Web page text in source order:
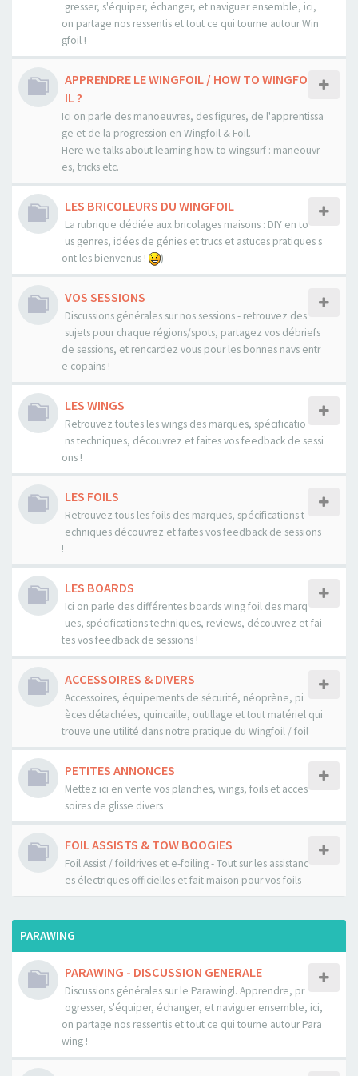
gresser, s'équiper, échanger, et naviguer ensemble, ici,
on partage nos ressentis et tout ce qui tourne autour Win
gfoil !
APPRENDRE LE WINGFOIL / HOW TO WINGFO
IL ?
Ici on parle des manoeuvres, des figures, de l'apprentissa
ge et de la progression en Wingfoil & Foil.
Here we talks about learning how to wingsurf : maneouvr
es, tricks etc.
LES BRICOLEURS DU WINGFOIL
La rubrique dédiée aux bricolages maisons : DIY en to
us genres, idées de génies et trucs et astuces pratiques s
ont les bienvenus !
)
VOS SESSIONS
Discussions générales sur nos sessions - retrouvez des
sujets pour chaque régions/spots, partagez vos débriefs
de sessions, et rencardez vous pour les bonnes navs entr
e copains !
LES WINGS
Retrouvez toutes les wings des marques, spécificatio
ns techniques, découvrez et faites vos feedback de sessi
ons !
LES FOILS
Retrouvez tous les foils des marques, spécifications t
echniques découvrez et faites vos feedback de sessions
!
LES BOARDS
Ici on parle des différentes boards wing foil des marq
ues, spécifications techniques, reviews, découvrez et fai
tes vos feedback de sessions !
ACCESSOIRES & DIVERS
Accessoires, équipements de sécurité, néoprène, pi
èces détachées, quincaille, outillage et tout matériel qui
trouve une utilité dans notre pratique du Wingfoil / foil
PETITES ANNONCES
Mettez ici en vente vos planches, wings, foils et acces
soires de glisse divers
FOIL ASSISTS & TOW BOOGIES
Foil Assist / foildrives et e-foiling - Tout sur les assistanc
es électriques officielles et fait maison pour vos foils
PARAWING
PARAWING - DISCUSSION GENERALE
Discussions générales sur le Parawingl. Apprendre, pr
ogresser, s'équiper, échanger, et naviguer ensemble, ici,
on partage nos ressentis et tout ce qui tourne autour Para
wing !